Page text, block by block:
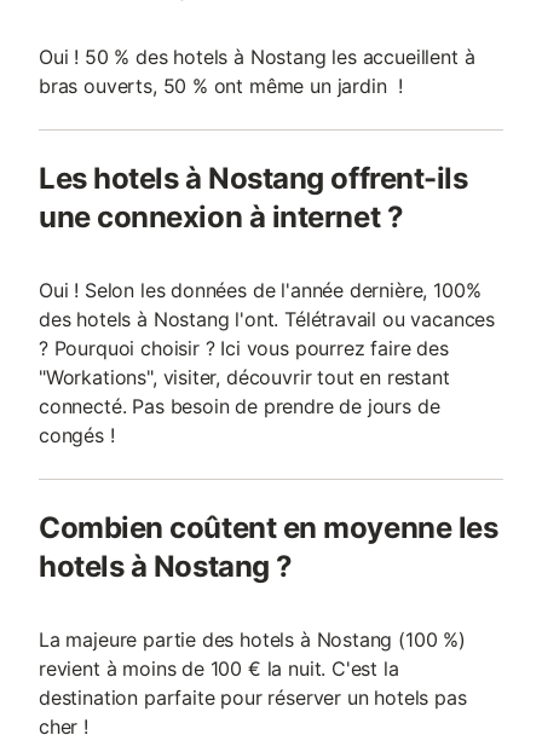
Oui ! 50 % des hotels à Nostang les accueillent à
bras ouverts, 50 % ont même un jardin !
Les hotels à Nostang offrent-ils
une connexion à internet ?
Oui ! Selon les données de l'année dernière, 100%
des hotels à Nostang l'ont. Télétravail ou vacances
? Pourquoi choisir ? Ici vous pourrez faire des
"Workations", visiter, découvrir tout en restant
connecté. Pas besoin de prendre de jours de
congés !
Combien coûtent en moyenne les
hotels à Nostang ?
La majeure partie des hotels à Nostang (100 %)
revient à moins de 100 € la nuit. C'est la
destination parfaite pour réserver un hotels pas
cher !